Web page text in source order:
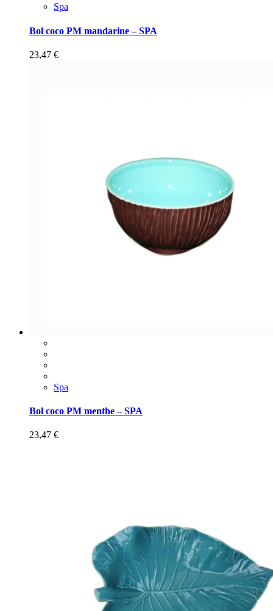
Spa
Bol coco PM mandarine – SPA
23,47 €
Spa
Bol coco PM menthe – SPA
23,47 €